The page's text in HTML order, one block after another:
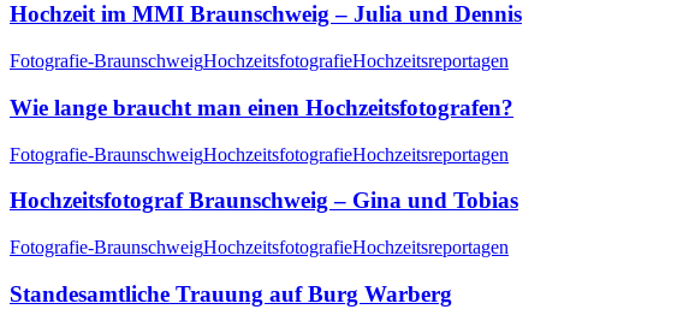
Hochzeit im MMI Braunschweig – Julia und Dennis
Fotografie-BraunschweigHochzeitsfotografieHochzeitsreportagen
Wie lange braucht man einen Hochzeitsfotografen?
Fotografie-BraunschweigHochzeitsfotografieHochzeitsreportagen
Hochzeitsfotograf Braunschweig – Gina und Tobias
Fotografie-BraunschweigHochzeitsfotografieHochzeitsreportagen
Standesamtliche Trauung auf Burg Warberg